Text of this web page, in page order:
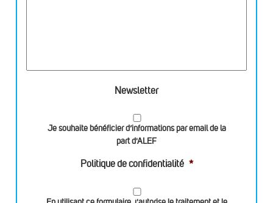
Newsletter
Je souhaite bénéficier d’informations par email de la
part d'ALEF
Politique de confidentialité *